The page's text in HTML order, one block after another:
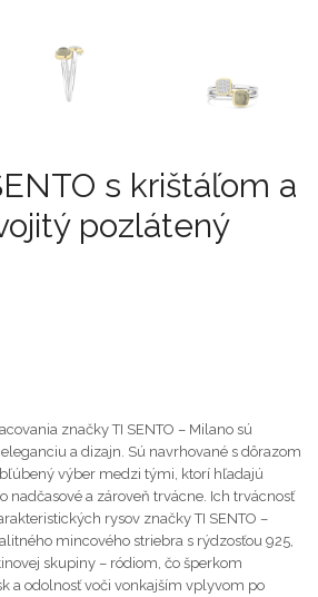
s krištáľom a
pozlátený
značky TI SENTO – Milano sú
a dizajn. Sú navrhované s dôrazom
výber medzi tými, ktorí hľadajú
nadčasové a zároveň trvácne. Ich trvácnosť
rysov značky TI SENTO –
mincového striebra s rýdzosťou 925,
skupiny – ródiom, čo šperkom
a odolnosť voči vonkajším vplyvom po